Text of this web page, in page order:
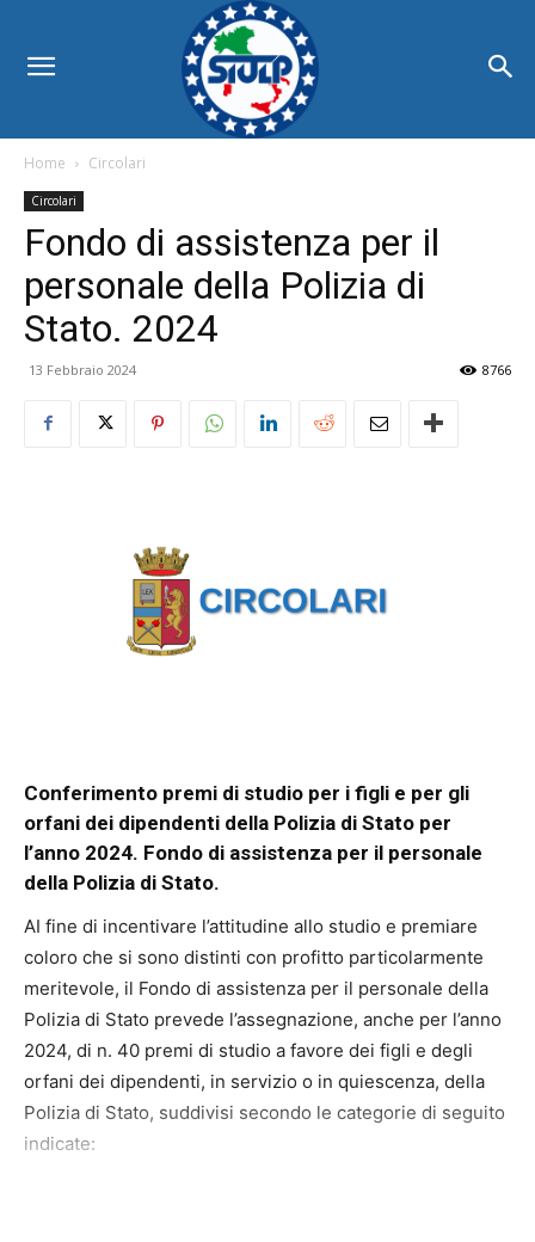
Home Circolari
Circolari
Fondo di assistenza per il
personale della Polizia di
Stato. 2024
13 Febbraio 2024 8766
Conferimento premi di studio per i figli e per gli
orfani dei dipendenti della Polizia di Stato per
l’anno 2024. Fondo di assistenza per il personale
della Polizia di Stato.
AI fine di incentivare l’attitudine allo studio e premiare
coloro che si sono distinti con profitto particolarmente
meritevole, il Fondo di assistenza per il personale della
Polizia di Stato prevede l’assegnazione, anche per l’anno
2024, di n. 40 premi di studio a favore dei figli e degli
orfani dei dipendenti, in servizio o in quiescenza, della
Polizia di Stato, suddivisi secondo le categorie di seguito
indicate: